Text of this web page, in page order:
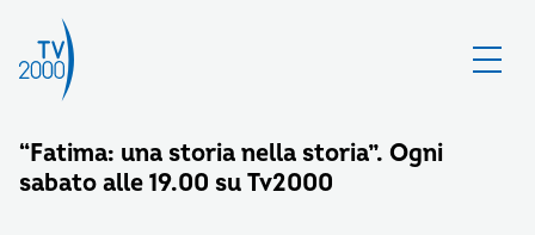
“Fatima: una storia nella storia”. Ogni
sabato alle 19.00 su Tv2000